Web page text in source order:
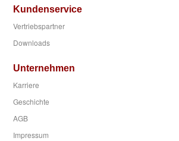
Kundenservice
Vertriebspartner
Downloads
Unternehmen
Karriere
Geschichte
AGB
Impressum